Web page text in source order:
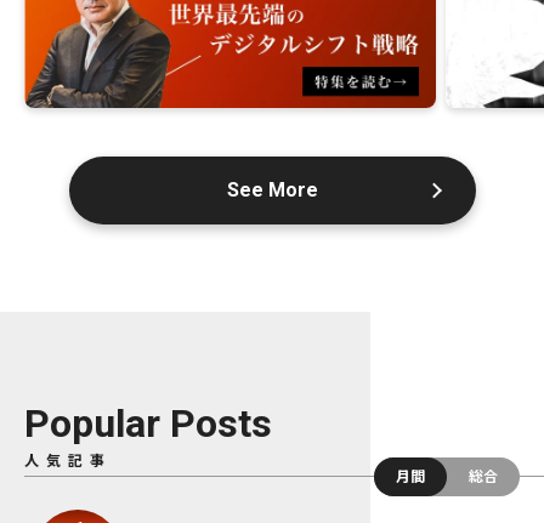
See More
Popular Posts
人気記事
月間
総合